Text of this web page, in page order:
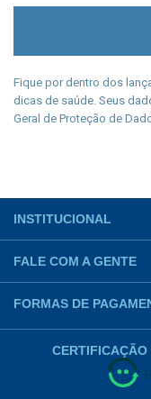
Fique por dentro dos
dicas de saúde. Seus
Geral de Proteção de
e-mail, qualquer tipo de
INSTITUCIONAL
FALE COM A GENTE
FORMAS DE